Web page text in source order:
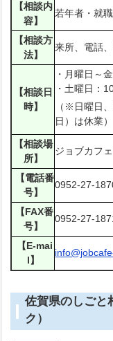
【相談内
容】
若年者・就
【相談方
法】
来所、電話
【相談日
時】
・月曜日～
・土曜日：
（※日曜日
日）は休業）
【相談場
所】
ジョブカフ
【電話番
号】
0952-27-
【FAX番
号】
0952-27-
【E-mai
l】
佐賀県のしごと
ク）